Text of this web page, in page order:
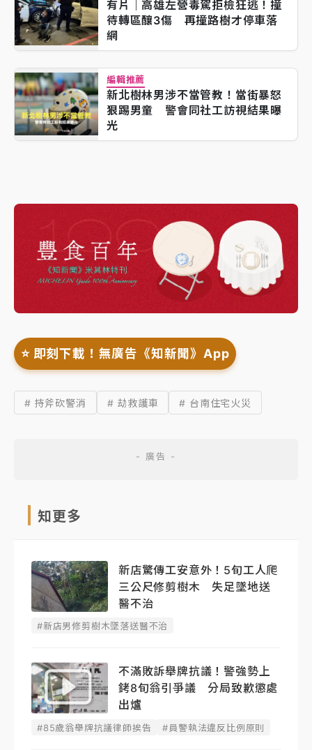
有片｜高雄左營毒駕拒檢狂逃！撞
待轉區釀3傷 再撞路樹才停車落
網
編輯推薦
新北樹林男涉不當管教！當街暴怒
狠踢男童 警會同社工訪視結果曝
光
⭐️ 即刻下載！無廣告《知新聞》App
# 持斧砍警消 # 劫救護車 # 台南住宅火災
知更多
新店驚傳工安意外！5旬工人爬
三公尺修剪樹木 失足墜地送
醫不治
#新店男修剪樹木墜落送醫不治
不滿敗訴舉牌抗議！警強勢上
銬8旬翁引爭議 分局致歉懲處
出爐
#85歲翁舉牌抗議律師挨告 #員警執法違反比例原則